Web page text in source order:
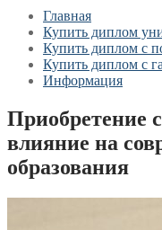
Главная
Купить диплом
Купить диплом с
Купить диплом с
Информация
Приобретение
влияние на
образования